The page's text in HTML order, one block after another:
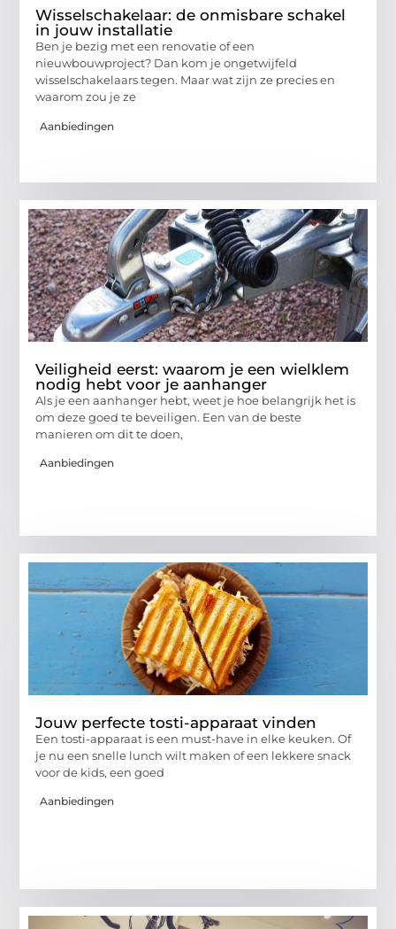
Wisselschakelaar: de onmisbare schakel
in jouw installatie
Ben je bezig met een renovatie of een
nieuwbouwproject? Dan kom je ongetwijfeld
wisselschakelaars tegen. Maar wat zijn ze precies en
waarom zou je ze
Aanbiedingen
Veiligheid eerst: waarom je een wielklem
nodig hebt voor je aanhanger
Als je een aanhanger hebt, weet je hoe belangrijk het is
om deze goed te beveiligen. Een van de beste
manieren om dit te doen,
Aanbiedingen
Jouw perfecte tosti-apparaat vinden
Een tosti-apparaat is een must-have in elke keuken. Of
je nu een snelle lunch wilt maken of een lekkere snack
voor de kids, een goed
Aanbiedingen